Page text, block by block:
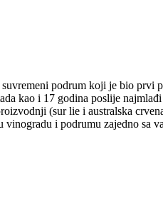
podrum koji je bio prvi
kao i 17 godina poslije
(sur lie i australska
vinogradu i podrumu zajedno sa